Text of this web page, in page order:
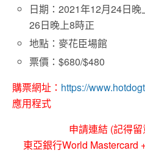
日期：2021年12月24日
26日晚上8時正
地點：麥花臣場館
票價：$680/$480
購票網址： https://
應用程式
申請連結 (記得留
東亞銀行World Mastercard